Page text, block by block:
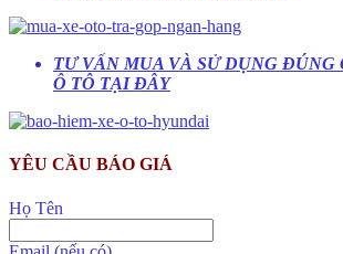
TƯ VẤN MUA VÀ SỬ DỤNG ĐÚNG
Ô TÔ TẠI ĐÂY
YÊU CẦU BÁO GIÁ
Họ Tên